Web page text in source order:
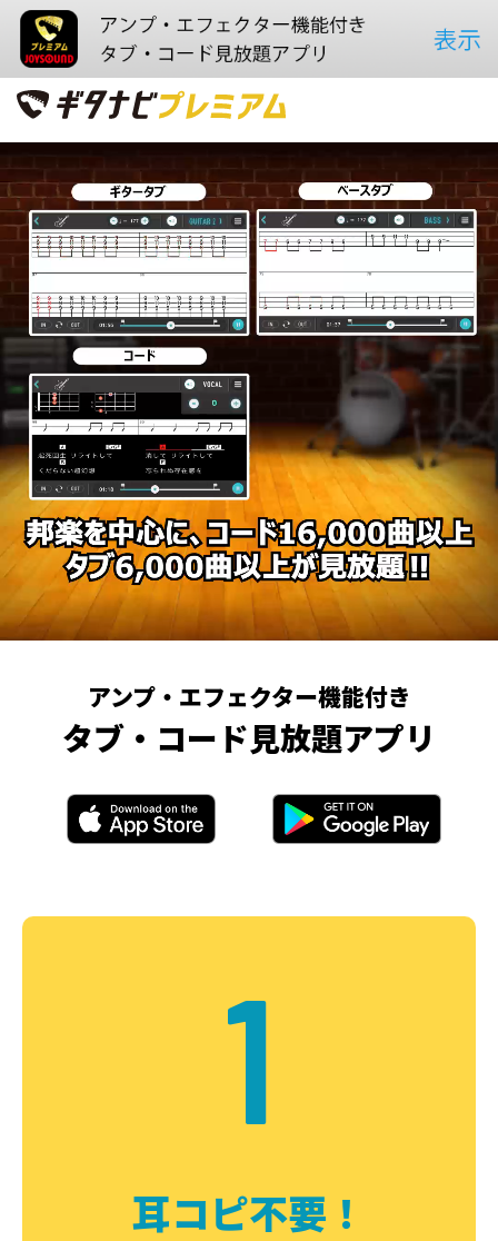
アンプ・エフェクター機能付き
タブ・コード見放題アプリ
1
耳コピ不要！